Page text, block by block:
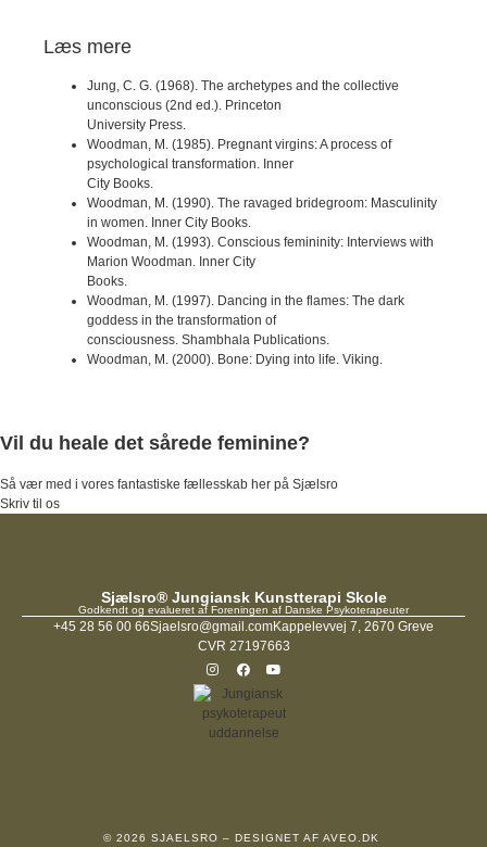
Læs mere
Jung, C. G. (1968). The archetypes and the collective
unconscious (2nd ed.). Princeton
University Press.
Woodman, M. (1985). Pregnant virgins: A process of
psychological transformation. Inner
City Books.
Woodman, M. (1990). The ravaged bridegroom: Masculinity
in women. Inner City Books.
Woodman, M. (1993). Conscious femininity: Interviews with
Marion Woodman. Inner City
Books.
Woodman, M. (1997). Dancing in the flames: The dark
goddess in the transformation of
consciousness. Shambhala Publications.
Woodman, M. (2000). Bone: Dying into life. Viking.
Vil du heale det sårede feminine?
Så vær med i vores fantastiske fællesskab her på Sjælsro
Skriv til os
Sjælsro® Jungiansk Kunstterapi Skole
Godkendt og evalueret af Foreningen af Danske Psykoterapeuter
+45 28 56 00 66Sjaelsro@gmail.comKappelevvej 7, 2670 Greve
CVR 27197663
© 2026 SJAELSRO – DESIGNET AF AVEO.DK